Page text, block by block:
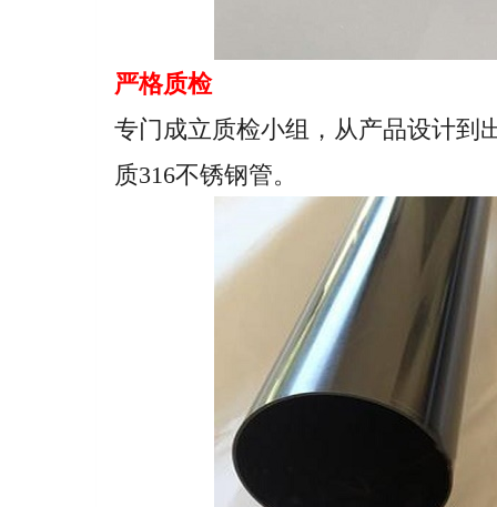
严格质检
专门成立质检小组，从产品设计到
质316不锈钢管。